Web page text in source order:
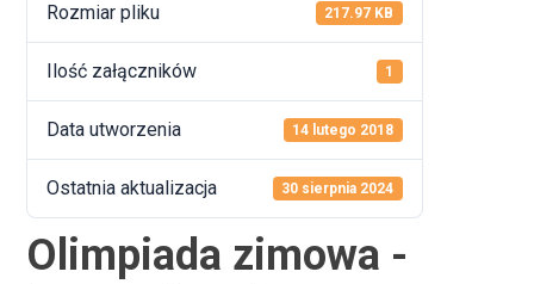
Rozmiar pliku 217.97 KB
Ilość załączników 1
Data utworzenia 14 lutego 2018
Ostatnia aktualizacja 30 sierpnia 2024
Olimpiada zimowa -